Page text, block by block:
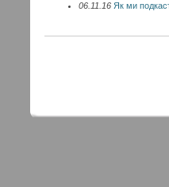
06.11.16 Як ми